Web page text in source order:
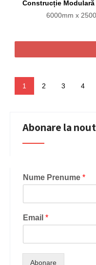
Construcție Modulară
6000mm x
1 2 3 4
Abonare la
Nume Prenume *
Email *
Abonare